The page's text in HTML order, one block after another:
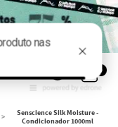
0
Senscience Silk Moisture -
Condicionador 1000ml